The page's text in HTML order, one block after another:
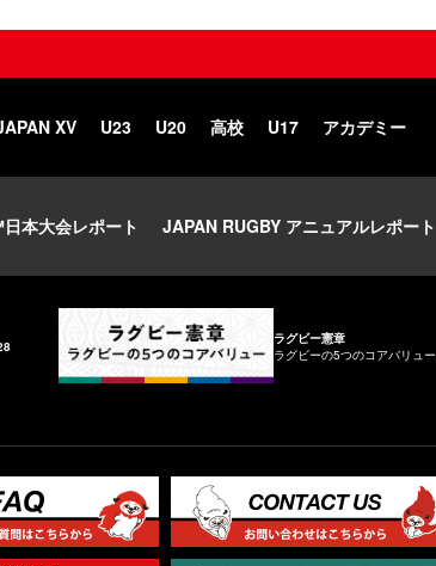
XV U23 U20 高校 U17 アカデミー
本大会レポート JAPAN RUGBY アニュアルレポート
ラグビー憲章
ラグビーの5つのコアバリュー